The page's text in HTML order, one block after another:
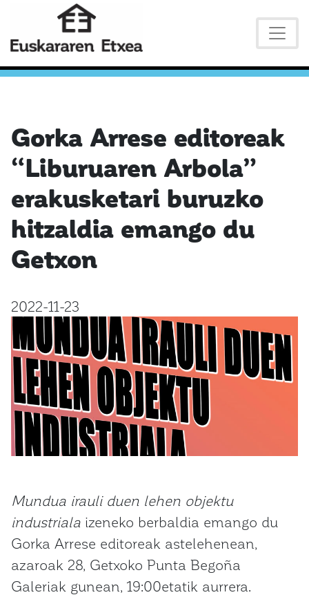
Gorka Arrese editoreak
“Liburuaren Arbola”
erakusketari buruzko
hitzaldia emango du
Getxon
2022-11-23
Mundua irauli duen lehen objektu
industriala izeneko berbaldia emango du
Gorka Arrese editoreak astelehenean,
azaroak 28, Getxoko Punta Begoña
Galeriak gunean, 19:00etatik aurrera.